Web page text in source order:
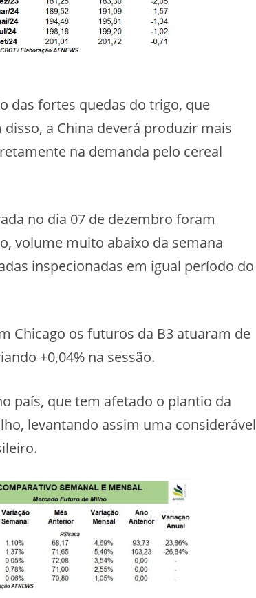
das fortes quedas do trigo, que
a China deverá produzir mais
na demanda pelo cereal
no dia 07 de dezembro foram
volume muito abaixo da semana
inspecionadas em igual período do
Chicago os futuros da B3 atuaram de
+0,04% na sessão.
país, que tem afetado o plantio da
levantando assim uma considerável